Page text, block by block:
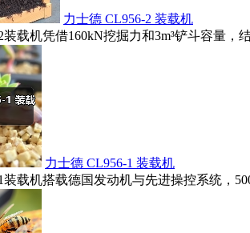
力士德 CL956-2 装载机
装载机凭借160kN挖掘力和3m³铲斗容量
力士德 CL956-1 装载机
装载机搭载德国发动机与先进操控系统，